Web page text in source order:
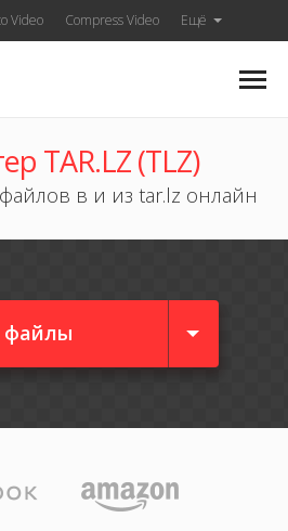
Video Compress Video Ещё
TAR.LZ (TLZ)
в и из tar.lz онлайн
файлы